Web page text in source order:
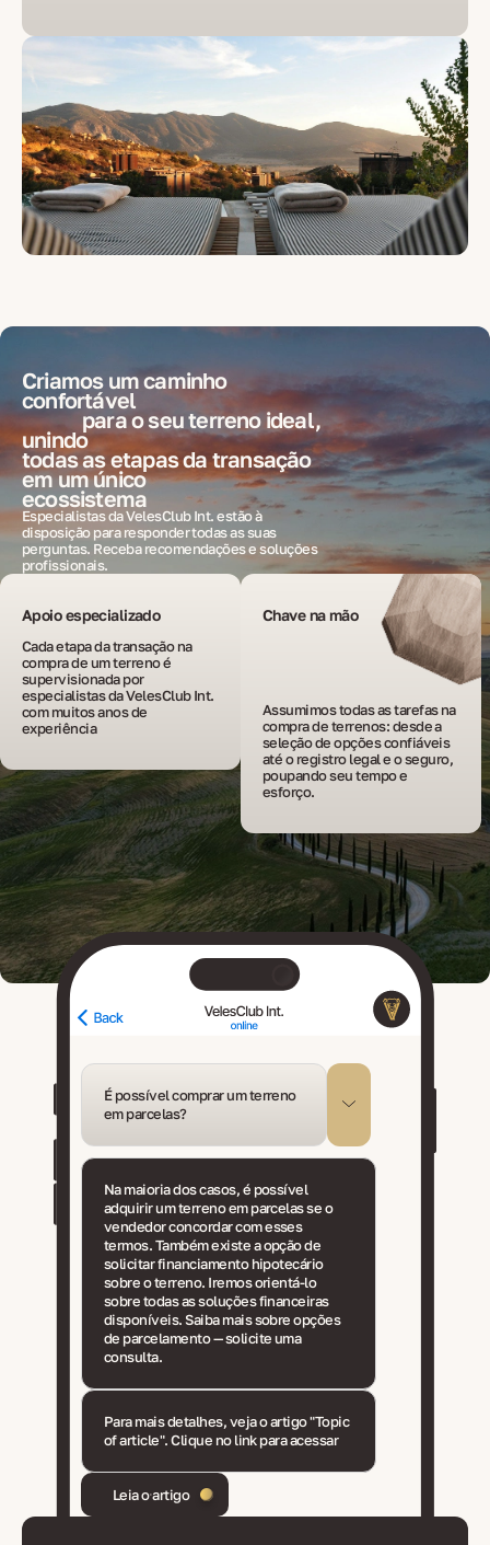
Criamos um caminho
confortável
para o seu terreno ideal,
unindo
todas as etapas da transação
em um único
ecossistema
Especialistas da VelesClub Int. estão à
disposição para responder todas as suas
perguntas. Receba recomendações e soluções
profissionais.
Apoio especializado
Cada etapa da transação na
compra de um terreno é
supervisionada por
especialistas da VelesClub Int.
com muitos anos de
experiência
Chave na mão
Assumimos todas as tarefas na
compra de terrenos: desde a
seleção de opções confiáveis
até o registro legal e o seguro,
poupando seu tempo e
esforço.
É possível comprar um terreno
em parcelas?
Na maioria dos casos, é possível
adquirir um terreno em parcelas se o
vendedor concordar com esses
termos. Também existe a opção de
solicitar financiamento hipotecário
sobre o terreno. Iremos orientá-lo
sobre todas as soluções financeiras
disponíveis. Saiba mais sobre opções
de parcelamento — solicite uma
consulta.
Para mais detalhes, veja o artigo "Topic
of article". Clique no link para acessar
Leia o artigo